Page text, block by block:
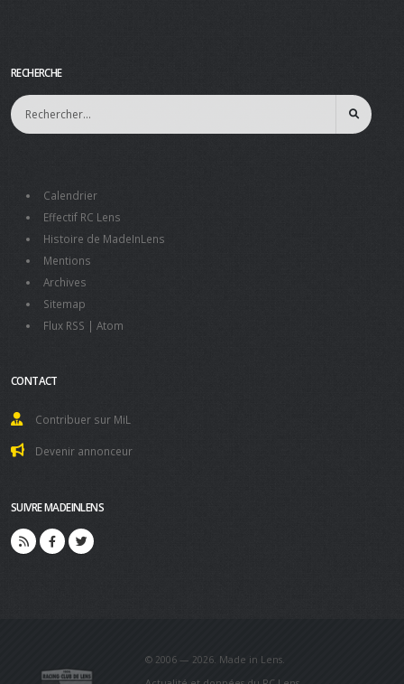
RECHERCHE
Calendrier
Effectif RC Lens
Histoire de MadeInLens
Mentions
Archives
Sitemap
Flux RSS | Atom
CONTACT
Contribuer sur MiL
Devenir annonceur
SUIVRE MADEINLENS
© 2006 — 2026. Made in Lens.